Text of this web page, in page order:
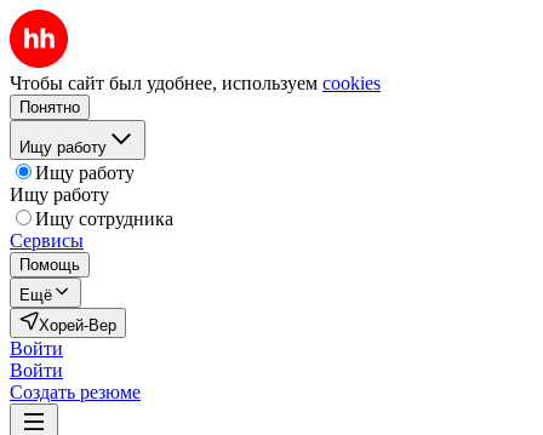
Чтобы сайт был удобнее, используем cookies
Понятно
Ищу работу
Ищу работу
Ищу работу
Ищу сотрудника
Сервисы
Помощь
Ещё
Хорей-Вер
Войти
Войти
Создать резюме